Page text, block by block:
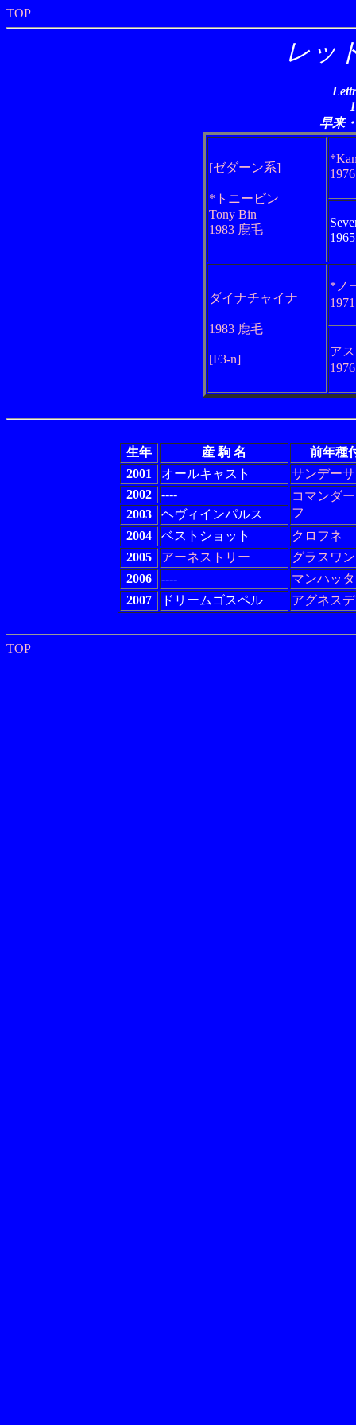
TOP
レッ
早来
[ゼダーン系]
*トニービン
Tony Bin
1983 鹿毛
ダイナチャイナ
1983 鹿毛
[F3-n]
*ノ
ア
生年 産 駒 名
前年種
2001
オールキャスト
サンデー
2002
----
コマンダ
フ
2003
ヘヴィインパルス
2004
ベストショット
クロフネ
2005
アーネストリー
グラスワ
2006
----
マンハッ
2007
ドリームゴスペル アグネス
TOP